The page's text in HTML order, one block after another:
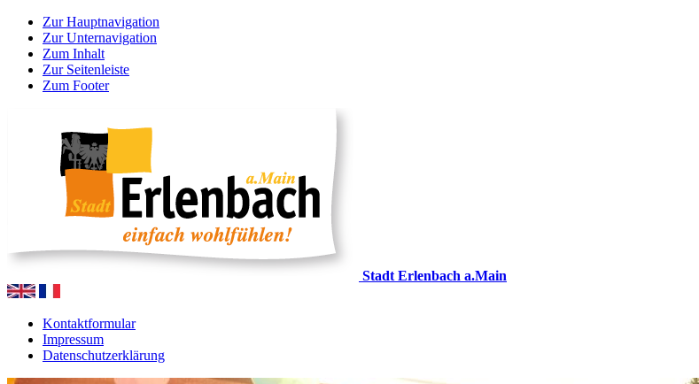
Zur Hauptnavigation
Zur Unternavigation
Zum Inhalt
Zur Seitenleiste
Zum Footer
Stadt Erlenbach a.Main
Kontaktformular
Impressum
Datenschutzerklärung